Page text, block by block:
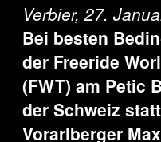
Verbier, 27.
Bei besten
der Freeride
(FWT) am Petic
der Schweiz
Vorarlberger